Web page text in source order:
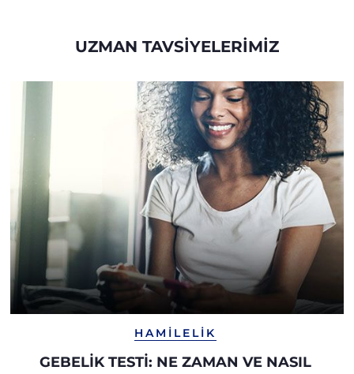
UZMAN TAVSIYELERIMIZ
HAMILELIK
GEBELİK TESTİ: NE ZAMAN VE NASIL